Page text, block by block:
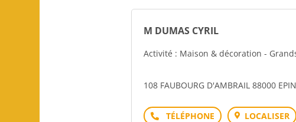
M DUMAS CYRIL
Activité : Maison & décoration -
108 FAUBOURG D'AMBRAIL 88000
Téléphone LOCALISER